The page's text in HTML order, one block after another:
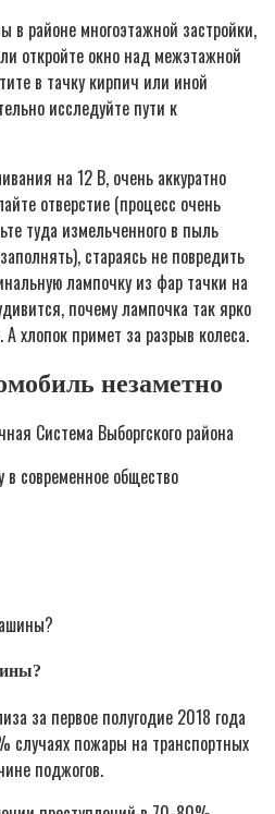
районе многоэтажной застройки,
откройте окно над межэтажной
в тачку кирпич или иной
исследуйте пути к
на 12 В, очень аккуратно
отверстие (процесс очень
туда измельченного в пыль
стараясь не повредить
лампочку из фар тачки на
почему лампочка так ярко
хлопок примет за разрыв колеса.
незаметно
Система Выборгского района
современное общество
за первое полугодие 2018 года
случаях пожары на транспортных
поджогов.